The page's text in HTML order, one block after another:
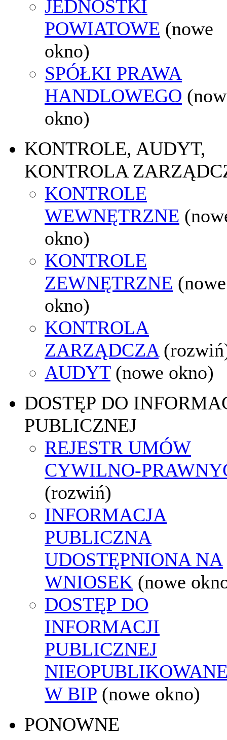
JEDNOSTKI
POWIATOWE (nowe
okno)
SPÓŁKI PRAWA
HANDLOWEGO
okno)
KONTROLE, AUDYT,
KONTROLA
KONTROLE
WEWNĘTRZNE
okno)
KONTROLE
ZEWNĘTRZNE (nowe
okno)
KONTROLA
ZARZĄDCZA
AUDYT (nowe okno)
DOSTĘP DO
PUBLICZNEJ
REJESTR UMÓW
CYWILNO-
(rozwiń)
INFORMACJA
PUBLICZNA
UDOSTĘPNIONA NA
WNIOSEK (nowe
DOSTĘP DO
INFORMACJI
PUBLICZNEJ
W BIP (nowe okno)
PONOWNE